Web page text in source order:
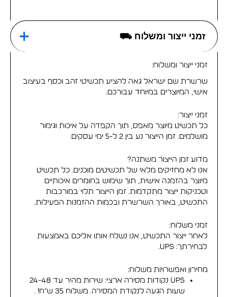
זמני ייצור ומשלוח ⛟
זמני ייצור ומשלוח:
שרשרת שם ישראל גאה להציע תכשיטי זהב וכסף בעיצוב
אישי, המיוצרים במיוחד עבורכם.
זמני ייצור:
כל תכשיט מיוצר מאפס, תוך הקפדה על איכות וגימור
מושלמים. זמן הייצור נע בין 2 ל-5 ימי עסקים.
מדוע זמן הייצור משתנה?
אנו לא מחזיקים מלאי של תכשיטים מוכנים. כל תכשיט
מיוצר בהזמנה אישית, תוך שימוש בחומרים איכותיים
וטכניקות ייצור מתקדמות. זמן הייצור תלוי במורכבות
התכשיט, באורך השרשרת ובכמות ההזמנות הפעילות.
זמני משלוח:
לאחר ייצור התכשיט, אנו נשלח אותו אליכם באמצעות
לבחירתך: UPS.
מחירון ואפשרויות משלוח:
UPS נקודות מסירה ארצי: שירות מהיר עד 24-48
שעות הגעה לנקודת המסירה. משלוח 35 ש"ח! .